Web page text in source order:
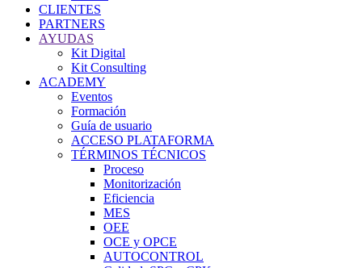
CLIENTES
PARTNERS
AYUDAS
Kit Digital
Kit Consulting
ACADEMY
Eventos
Formación
Guía de usuario
ACCESO PLATAFORMA
TÉRMINOS TÉCNICOS
Proceso
Monitorización
Eficiencia
MES
OEE
OCE y OPCE
AUTOCONTROL